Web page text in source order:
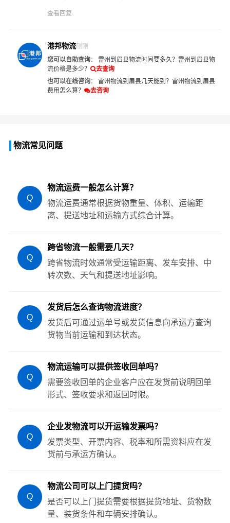
查看回复
港邦物流刚刚
您可以自助查询： 雷州到眉县物流时间要多久？ 雷州到眉县物
流价格是多少？
去查询
也可以在线咨询： 雷州物流到眉县几天能到？ 雷州物流到眉县
费用怎么算？
去咨询
物流常见问题
Q
物流运费一般怎么计算？
物流运费通常根据货物重量、体积、运输距
离、提送地址和运输方式综合计算。
Q
跨省物流一般需要几天？
跨省物流时效通常受运输距离、发车安排、中
转次数、天气和提送地址影响。
Q
发货后怎么查询物流进度？
发货后可通过运单号或发货信息向承运方查询
货物当前运输和到达状态。
Q
物流运输可以提供签收回单吗？
需要签收回单的企业客户应在发货前说明回单
形式、签收要求和返回时限。
Q
企业发物流可以开运输发票吗？
发票类型、开票内容、税率和所需资料应在发
货前与承运方确认。
Q
物流公司可以上门提货吗？
是否可以上门提货需要根据提货地址、货物数
量、装货条件和车辆安排确认。